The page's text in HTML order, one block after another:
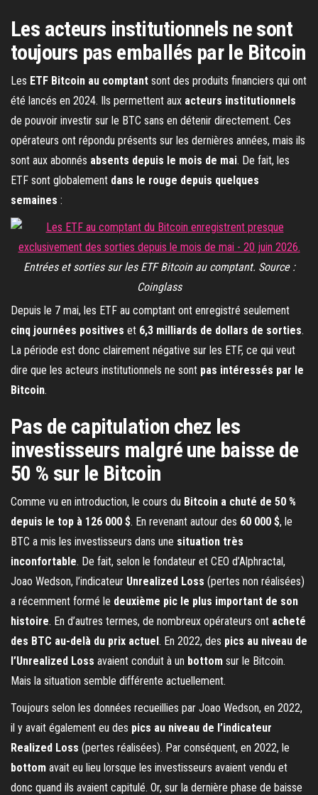
Les acteurs institutionnels ne sont
toujours pas emballés par le Bitcoin
Les ETF Bitcoin au comptant sont des produits financiers qui ont
été lancés en 2024. Ils permettent aux acteurs institutionnels
de pouvoir investir sur le BTC sans en détenir directement. Ces
opérateurs ont répondu présents sur les dernières années, mais ils
sont aux abonnés absents depuis le mois de mai. De fait, les
ETF sont globalement dans le rouge depuis quelques
semaines :
Entrées et sorties sur les ETF Bitcoin au comptant. Source :
Coinglass
Depuis le 7 mai, les ETF au comptant ont enregistré seulement
cinq journées positives et 6,3 milliards de dollars de sorties.
La période est donc clairement négative sur les ETF, ce qui veut
dire que les acteurs institutionnels ne sont pas intéressés par le
Bitcoin.
Pas de capitulation chez les
investisseurs malgré une baisse de
50 % sur le Bitcoin
Comme vu en introduction, le cours du Bitcoin a chuté de 50 %
depuis le top à 126 000 $. En revenant autour des 60 000 $, le
BTC a mis les investisseurs dans une situation très
inconfortable. De fait, selon le fondateur et CEO d’Alphractal,
Joao Wedson, l’indicateur Unrealized Loss (pertes non réalisées)
a récemment formé le deuxième pic le plus important de son
histoire. En d’autres termes, de nombreux opérateurs ont acheté
des BTC au-delà du prix actuel. En 2022, des pics au niveau de
l’Unrealized Loss avaient conduit à un bottom sur le Bitcoin.
Mais la situation semble différente actuellement.
Toujours selon les données recueillies par Joao Wedson, en 2022,
il y avait également eu des pics au niveau de l’indicateur
Realized Loss (pertes réalisées). Par conséquent, en 2022, le
bottom avait eu lieu lorsque les investisseurs avaient vendu et
donc quand ils avaient capitulé. Or, sur la dernière phase de baisse